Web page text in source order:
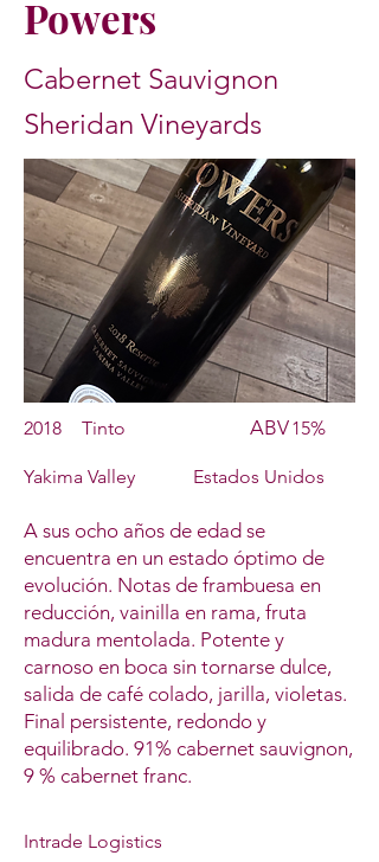
Powers
Cabernet Sauvignon
Sheridan Vineyards
2018 Tinto 15%
ABV
Yakima Valley Estados Unidos
A sus ocho años de edad se
encuentra en un estado óptimo de
evolución. Notas de frambuesa en
reducción, vainilla en rama, fruta
madura mentolada. Potente y
carnoso en boca sin tornarse dulce,
salida de café colado, jarilla, violetas.
Final persistente, redondo y
equilibrado. 91% cabernet sauvignon,
9 % cabernet franc.
Intrade Logistics